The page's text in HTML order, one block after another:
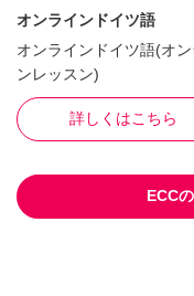
オンラインドイツ語
オンラインドイツ語(オン
ンレッスン)
詳しくはこちら
ECC